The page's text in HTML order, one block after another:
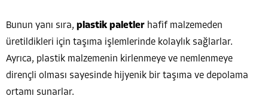
Bunun yanı sıra, plastik paletler hafif malzemeden
üretildikleri için taşıma işlemlerinde kolaylık sağlarlar.
Ayrıca, plastik malzemenin kirlenmeye ve nemlenmeye
dirençli olması sayesinde hijyenik bir taşıma ve depolama
ortamı sunarlar.